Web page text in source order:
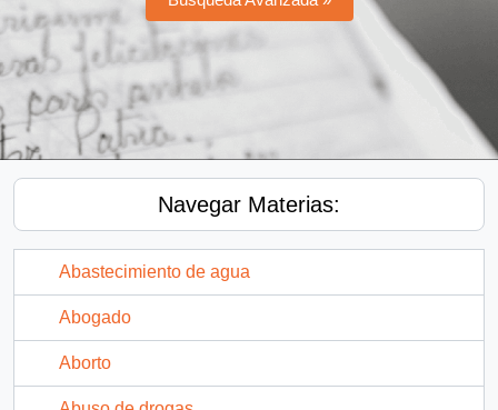
Navegar Materias:
Abastecimiento de agua
Abogado
Aborto